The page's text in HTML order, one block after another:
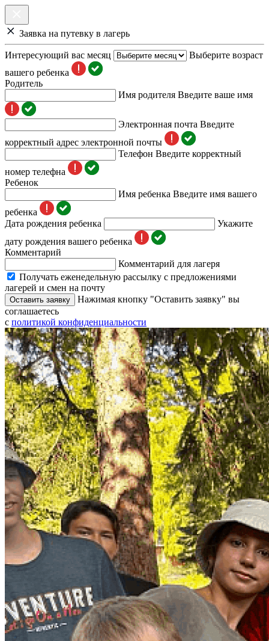
Заявка на путевку в лагерь
Интересующий вас месяц
Выберите возраст
вашего ребенка
Родитель
Имя родителя Введите ваше имя
Электронная почта Введите
корректный адрес электронной почты
Телефон Введите корректный
номер телефна
Ребенок
Имя ребенка Введите имя вашего
ребенка
Дата рождения ребенка
Укажите
дату рождения вашего ребенка
Комментарий
Комментарий для лагеря
Получать еженедельную рассылку с предложениями
лагерей и смен на почту
Оставить заявку
Нажимая кнопку "Оставить заявку" вы
соглашаетесь
с политикой конфиденциальности